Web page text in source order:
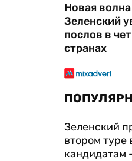
Новая
Зеленский
послов в
странах
Зеленский
втором туре
кандидатам